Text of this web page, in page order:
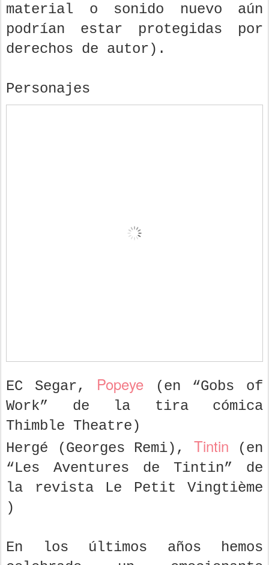
material o sonido nuevo aún
podrían estar protegidas por
derechos de autor).
Personajes
EC Segar, Popeye (en “Gobs of
Work” de la tira cómica
Thimble Theatre)
Hergé (Georges Remi), Tintin (en
“Les Aventures de Tintin” de
la revista Le Petit Vingtième
)
En los últimos años hemos